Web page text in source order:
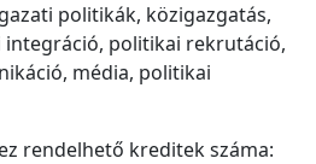
politikák, közigazgatás,
politikai rekrutáció,
média, politikai
rendelhető kreditek száma: